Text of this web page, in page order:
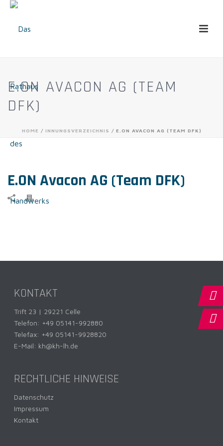
E.ON AVACON AG (TEAM
DFK)
HOME / INNUNGSVERZEICHNIS / E.ON AVACON AG (TEAM DFK)
E.ON Avacon AG (Team DFK)
KONTAKT
Trift 23 | 29221 Celle
Telefon: +49 05141-992880
Telefax: +49 05141-9928820
E-Mail: kh@kh-lh.de
RECHTLICHE HINWEISE
Datenschutz
Impressum
Kontakt